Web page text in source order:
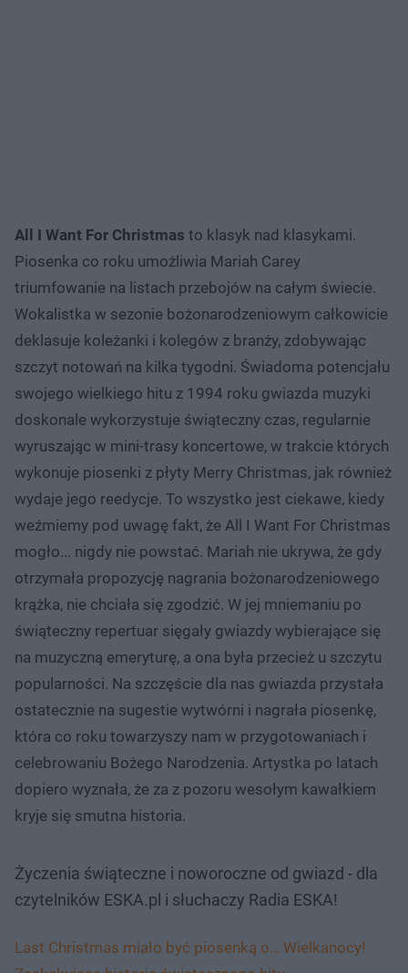
All I Want For Christmas to klasyk nad klasykami.
Piosenka co roku umożliwia Mariah Carey
triumfowanie na listach przebojów na całym świecie.
Wokalistka w sezonie bożonarodzeniowym całkowicie
deklasuje koleżanki i kolegów z branży, zdobywając
szczyt notowań na kilka tygodni. Świadoma potencjału
swojego wielkiego hitu z 1994 roku gwiazda muzyki
doskonale wykorzystuje świąteczny czas, regularnie
wyruszając w mini-trasy koncertowe, w trakcie których
wykonuje piosenki z płyty Merry Christmas, jak również
wydaje jego reedycje. To wszystko jest ciekawe, kiedy
weźmiemy pod uwagę fakt, że All I Want For Christmas
mogło... nigdy nie powstać. Mariah nie ukrywa, że gdy
otrzymała propozycję nagrania bożonarodzeniowego
krążka, nie chciała się zgodzić. W jej mniemaniu po
świąteczny repertuar sięgały gwiazdy wybierające się
na muzyczną emeryturę, a ona była przecież u szczytu
popularności. Na szczęście dla nas gwiazda przystała
ostatecznie na sugestie wytwórni i nagrała piosenkę,
która co roku towarzyszy nam w przygotowaniach i
celebrowaniu Bożego Narodzenia. Artystka po latach
dopiero wyznała, że za z pozoru wesołym kawałkiem
kryje się smutna historia.
Życzenia świąteczne i noworoczne od gwiazd - dla
czytelników ESKA.pl i słuchaczy Radia ESKA!
Last Christmas miało być piosenką o… Wielkanocy!